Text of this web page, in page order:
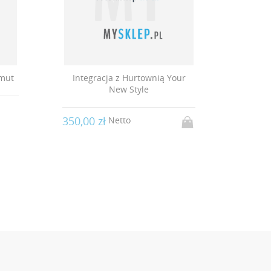
Integracja z Hurtownią Your
New Style
350,00 złNetto